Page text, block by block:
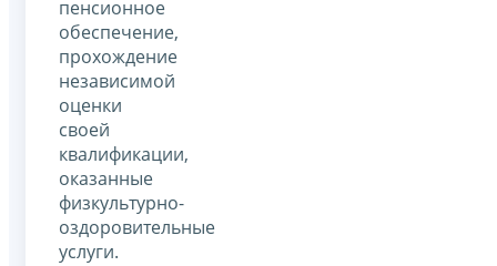
пенсионное
обеспечение,
прохождение
независимой
оценки
своей
квалификации,
оказанные
физкультурно-
оздоровительные
услуги.